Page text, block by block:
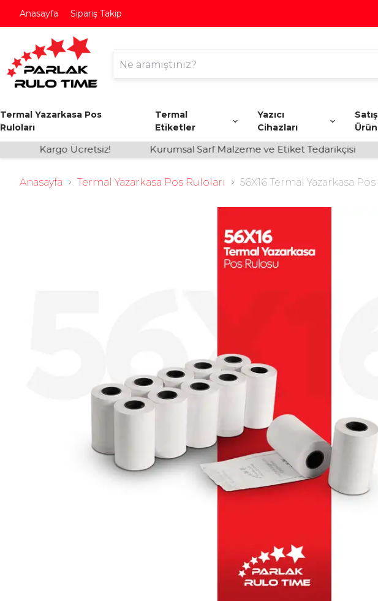
Anasayfa Sipariş Takip
Termal Yazarkasa Pos
Ruloları
Termal
Etiketler
Yazıcı
Cihazları
Kargo Ücretsiz! Kurumsal Sarf Malzeme ve Etiket Tedarikçisi
Anasayfa Termal Yazarkasa Pos Ruloları 56X16 Termal Yazarkasa